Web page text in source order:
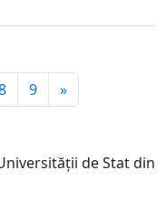
9 »
de Stat din